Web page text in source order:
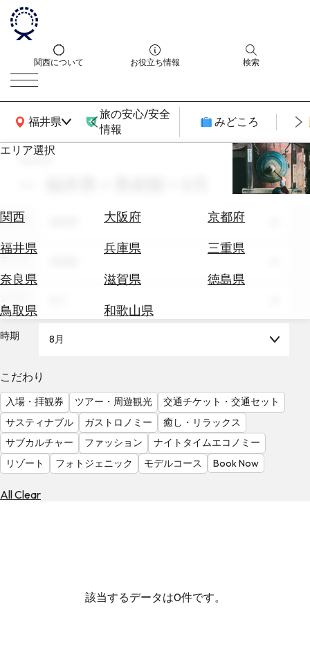
関西について お役立ち情報 検索
福井県
関西広域MAP
旅の安心/安全
情報
みどころ
エリア選択
関西 大阪府
京都府
福井県
兵庫県
三重県
奈良県
滋賀県
徳島県
鳥取県
和歌山県
エ
券
テ
を
調
べ
る
天
気
を
見
る
search
エリア
テーマ
時期 8月
こだわり
入場・拝観券 ツアー・周遊観光
交通チケット・交通セット
サスティナブル
ガストロノミー
癒し・リラックス
サブカルチャー
ファッション
ナイトタイムエコノミー
リゾート
フォトジェニック モデルコース Book Now
All Clear
該当するデータは0件です。